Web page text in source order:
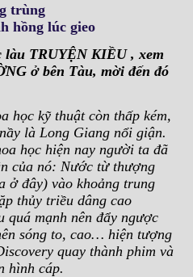
trùng
hồng lúc gieo
làu TRUYỆN KIỀU , xem
ở bên Tàu, mời đến đó
học kỹ thuật còn thấp kém,
là Long Giang nổi giận.
học hiện nay người ta đã
của nó: Nước từ thượng
ở đây) vào khoảng trung
thủy triều dâng cao
mạnh nên đẩy ngược
sóng to, cao… hiện tượng
quay thành phim và
hình cáp.